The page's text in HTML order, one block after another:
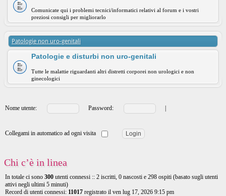
Comunicate qui i problemi tecnici/informatici relativi al forum e i vostri
preziosi consigli per migliorarlo
Patologie non uro-genitali
Patologie e disturbi non uro-genitali
Tutte le malattie riguardanti altri distretti corporei non urologici e non
ginecologici
Nome utente: Password:
Collegami in automatico ad ogni visita
Chi c’è in linea
In totale ci sono 300 utenti connessi :: 2 iscritti, 0 nascosti e 298 ospiti (basato sugli utenti
attivi negli ultimi 5 minuti)
Record di utenti connessi: 11017 registrato il ven lug 17, 2026 9:15 pm